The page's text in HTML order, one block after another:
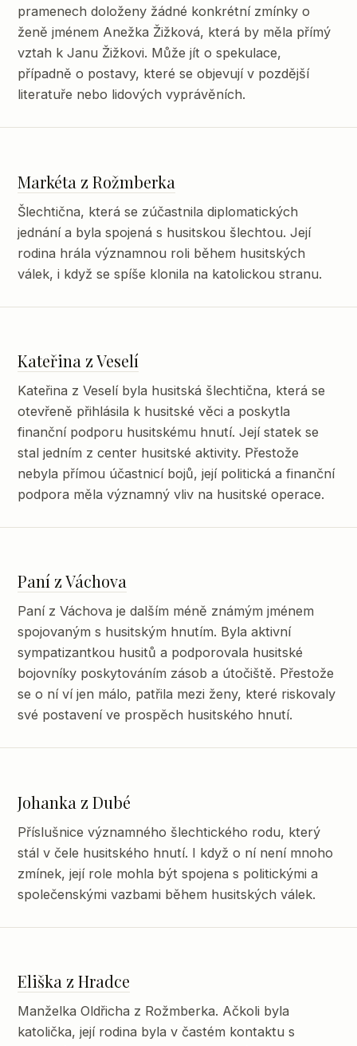
pramenech doloženy žádné konkrétní zmínky o
ženě jménem Anežka Žižková, která by měla přímý
vztah k Janu Žižkovi. Může jít o spekulace,
případně o postavy, které se objevují v pozdější
literatuře nebo lidových vyprávěních.
Markéta z Rožmberka
Šlechtična, která se zúčastnila diplomatických
jednání a byla spojená s husitskou šlechtou. Její
rodina hrála významnou roli během husitských
válek, i když se spíše klonila na katolickou stranu.
Kateřina z Veselí
Kateřina z Veselí byla husitská šlechtična, která se
otevřeně přihlásila k husitské věci a poskytla
finanční podporu husitskému hnutí. Její statek se
stal jedním z center husitské aktivity. Přestože
nebyla přímou účastnicí bojů, její politická a finanční
podpora měla významný vliv na husitské operace.
Paní z Váchova
Paní z Váchova je dalším méně známým jménem
spojovaným s husitským hnutím. Byla aktivní
sympatizantkou husitů a podporovala husitské
bojovníky poskytováním zásob a útočiště. Přestože
se o ní ví jen málo, patřila mezi ženy, které riskovaly
své postavení ve prospěch husitského hnutí.
Johanka z Dubé
Příslušnice významného šlechtického rodu, který
stál v čele husitského hnutí. I když o ní není mnoho
zmínek, její role mohla být spojena s politickými a
společenskými vazbami během husitských válek.
Eliška z Hradce
Manželka Oldřicha z Rožmberka. Ačkoli byla
katolička, její rodina byla v častém kontaktu s